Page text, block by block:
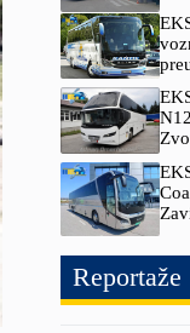
Reportaže